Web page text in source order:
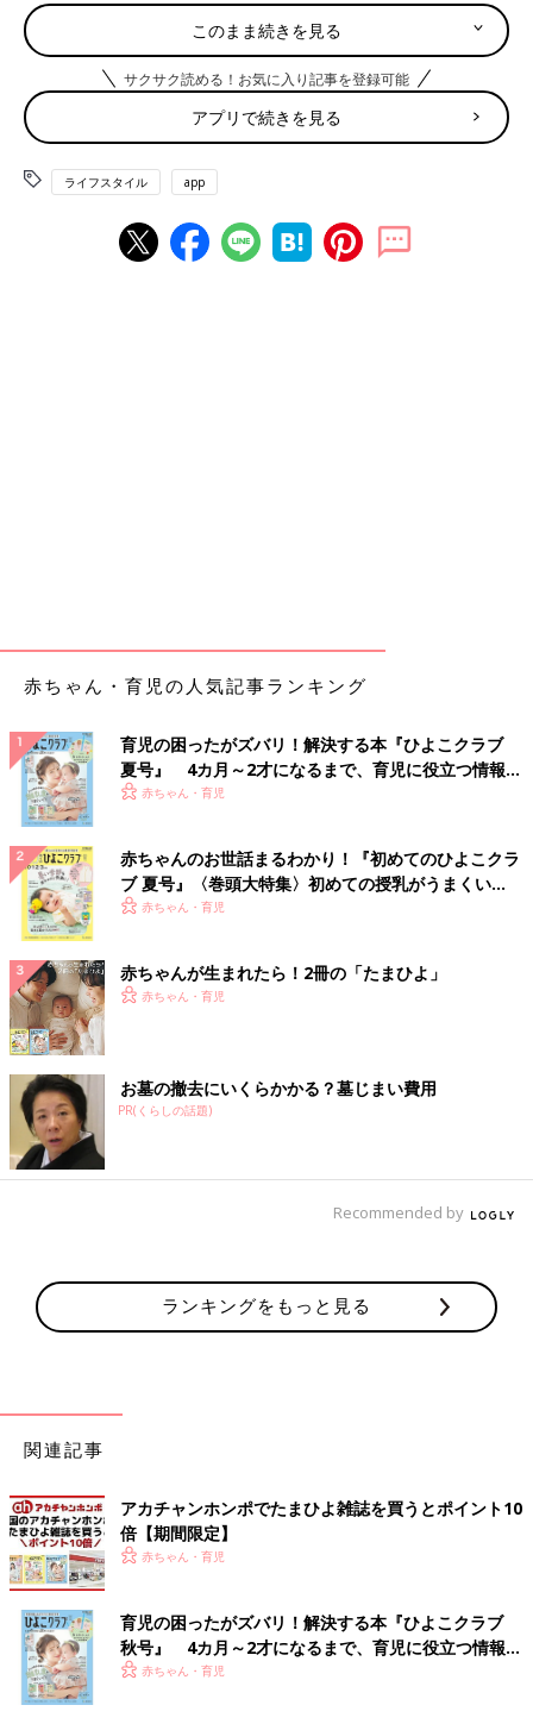
たった500円だけど、余ったパンを押し売られた感じでモヤモ
ヤ。『嬉しい！』と、喜んだことも恥ずかしい。
というか、普通は販売するなら事前に言いませんか？ お礼のジ
ュースを渡せなかった私は心狭いですか？」
という投稿主さんの愚痴のような投稿は大反響。100％「そのマ
マ友、強烈すぎる」と、同情する声でした。
「え？ え？ 素人が作ったパンでしょ？ しかも500円？ パン屋で
も翌日のパンは半額だから……ちょっとないかな」
次回はきっぱり断って
「『パンは買い置きがあるので』かな。そして『いいね！』は、
「『それって販売？ 』と、何気なく聞く。勇気がないときは
『買い置きあるから他の人にどうぞ』って断るといいかなあ」
「『夫が衛生面を心配しててもう買ってあげられないの、ごめん
ね』かな」
「『私も煮物たくさん作ったから持って行きたいの！ 』と、言
って反応を見てみたらどうかな」
「みなさん、共感してくださりありがとうございます。なんだか
落ち込んでいましたが、吹き飛びました（笑）
お察しの通り、断れない性格です。次回もありそうなので、断り
と、投稿主さんは〆ました。
※文中のコメントは「ウィメンズパーク」（2022年2月終了）の
※記事の内容は記事執筆当時の情報であり、現在と異なる場合が
あります。
このまま続きを見る
サクサク読める！お気に入り記事を登録可能
アプリで続きを見る
ライフスタイル app
赤ちゃん・育児の人気記事ランキング
育児の困ったがズバリ！解決する本『ひよこクラブ
夏号』 4カ月～2才になるまで、育児に役立つ情報が
いっぱい！
赤ちゃん・育児
赤ちゃんのお世話まるわかり！『初めてのひよこクラ
ブ 夏号』〈巻頭大特集〉初めての授乳がうまくい
く！ おっぱい・ミルクの基本と夏のトラブル 解決テ
赤ちゃん・育児
赤ちゃんが生まれたら！2冊の「たまひよ」
赤ちゃん・育児
お墓の撤去にいくらかかる？墓じまい費用
PR(くらしの話題)
Recommended by
ランキングをもっと見る
関連記事
アカチャンホンポでたまひよ雑誌を買うとポイント10
倍【期間限定】
赤ちゃん・育児
育児の困ったがズバリ！解決する本『ひよこクラブ
秋号』 4カ月～2才になるまで、育児に役立つ情報が
いっぱい！
赤ちゃん・育児